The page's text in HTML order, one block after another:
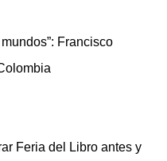
Francisco
Feria del Libro antes y